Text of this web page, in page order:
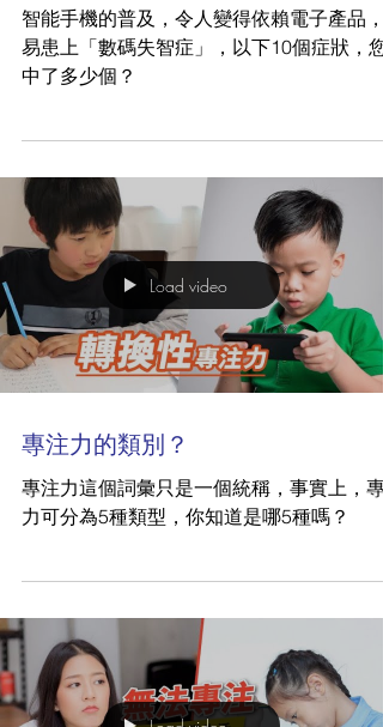
智能手機的普及，令人變得依賴電子產品，
易患上「數碼失智症」，以下10個症狀，您
中了多少個？
Load video
專注力的類別？
專注力這個詞彙只是一個統稱，事實上，專
力可分為5種類型，你知道是哪5種嗎？